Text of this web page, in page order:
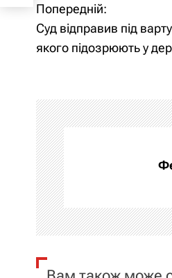
Н
а
і
г
а
ц
і
я
Попередній:
Суд відправив під
якого підозрюють у